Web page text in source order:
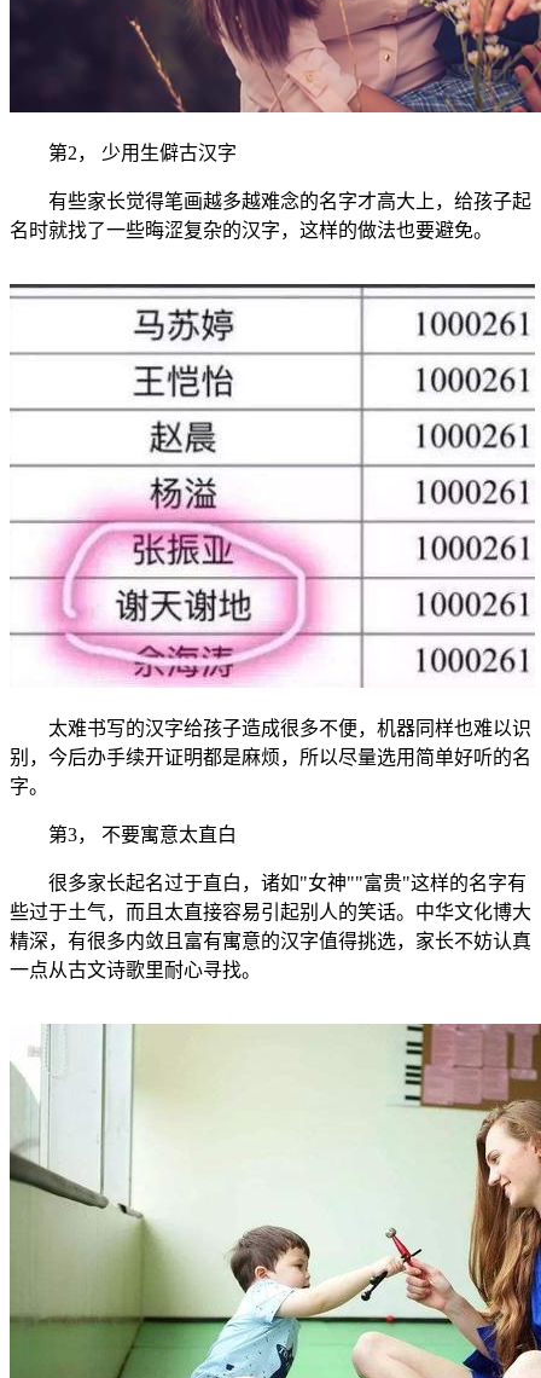
第2， 少用生僻古汉字
有些家长觉得笔画越多越难念的名字才高大上，给孩子起
名时就找了一些晦涩复杂的汉字，这样的做法也要避免。
太难书写的汉字给孩子造成很多不便，机器同样也难以识
别，今后办手续开证明都是麻烦，所以尽量选用简单好听的名
字。
第3， 不要寓意太直白
很多家长起名过于直白，诸如"女神""富贵"这样的名字有
些过于土气，而且太直接容易引起别人的笑话。中华文化博大
精深，有很多内敛且富有寓意的汉字值得挑选，家长不妨认真
一点从古文诗歌里耐心寻找。